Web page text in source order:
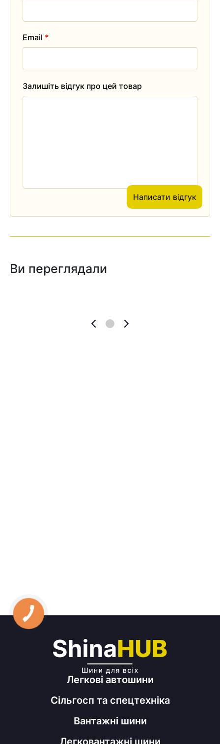
Залишіть відгук про цей товар
Email *
Написати відгук
Ви переглядали
Легкові автошини
Сільгосп та спецтехніка
Вантажні шини
Легковантажні шини